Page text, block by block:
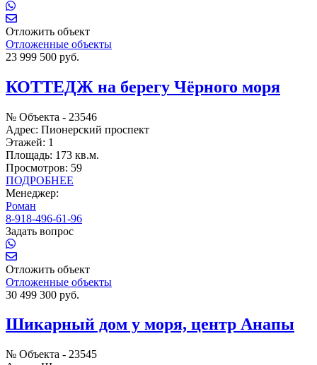
Отложить объект
Отложенные объекты
23 999 500 руб.
КОТТЕДЖ на берегу Чёрного моря
№ Объекта - 23546
Адрес: Пионерский проспект
Этажей: 1
Площадь: 173 кв.м.
Просмотров: 59
ПОДРОБНЕЕ
Менеджер:
Роман
8-918-496-61-96
Задать вопрос
Отложить объект
Отложенные объекты
30 499 300 руб.
Шикарный дом у моря, центр Анапы
№ Объекта - 23545